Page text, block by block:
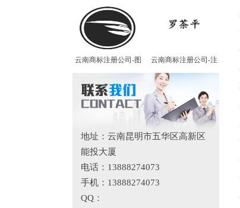
云南商标注册公司-图 云南商标注册公司-注
地址：云南昆明市五华区高新区
能投大厦
电话：13888274073
手机：13888274073
QQ：